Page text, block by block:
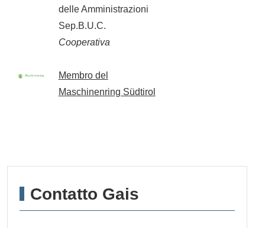
Contatto Gais
delle Amministrazioni
Sep.B.U.C.
Cooperativa
Membro del
Maschinenring Südtirol